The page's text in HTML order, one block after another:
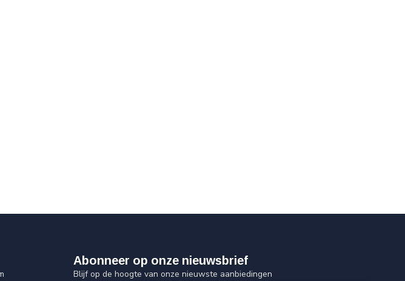
Abonneer op onze nieuwsbrief
Blijf op de hoogte van onze nieuwste aanbiedingen